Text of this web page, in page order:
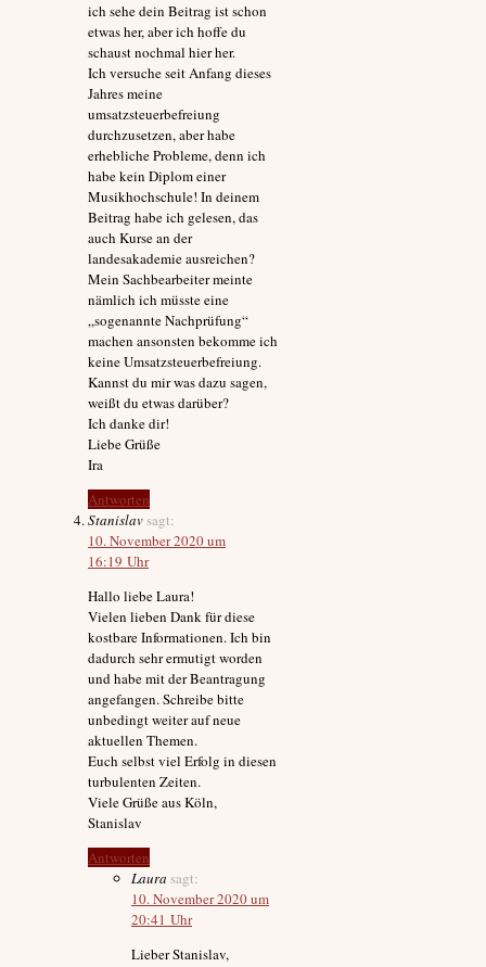
ich sehe dein Beitrag ist schon
etwas her, aber ich hoffe du
schaust nochmal hier her.
Ich versuche seit Anfang dieses
Jahres meine
umsatzsteuerbefreiung
durchzusetzen, aber habe
erhebliche Probleme, denn ich
habe kein Diplom einer
Musikhochschule! In deinem
Beitrag habe ich gelesen, das
auch Kurse an der
landesakademie ausreichen?
Mein Sachbearbeiter meinte
nämlich ich müsste eine
„sogenannte Nachprüfung“
machen ansonsten bekomme ich
keine Umsatzsteuerbefreiung.
Kannst du mir was dazu sagen,
weißt du etwas darüber?
Ich danke dir!
Liebe Grüße
Ira
Antworten
Stanislavsagt:
10. November 2020 um
16:19 Uhr
Hallo liebe Laura!
Vielen lieben Dank für diese
kostbare Informationen. Ich bin
dadurch sehr ermutigt worden
und habe mit der Beantragung
angefangen. Schreibe bitte
unbedingt weiter auf neue
aktuellen Themen.
Euch selbst viel Erfolg in diesen
turbulenten Zeiten.
Viele Grüße aus Köln,
Stanislav
Antworten
Laura sagt:
10. November 2020 um
20:41 Uhr
Lieber Stanislav,